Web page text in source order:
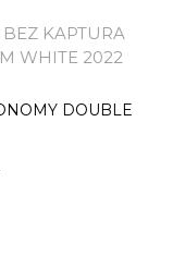
KAPTURA
WHITE 2022
DOUBLE